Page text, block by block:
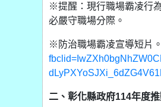
※提醒：現行職場霸凌行
必嚴守職場分際。
※防治職場霸凌宣導短片。
二、彰化縣政府114年度